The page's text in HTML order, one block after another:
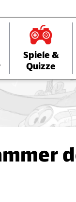
Spiele &
Quizze